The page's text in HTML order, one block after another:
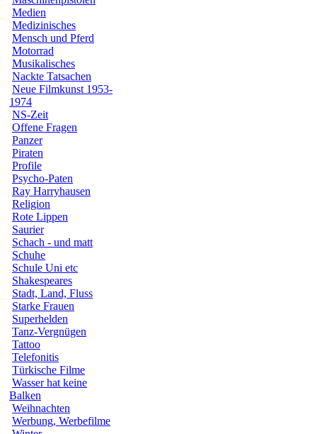
Medien
Medizinisches
Mensch und Pferd
Motorrad
Musikalisches
Nackte Tatsachen
Neue Filmkunst 1953-
1974
NS-Zeit
Offene Fragen
Panzer
Piraten
Profile
Psycho-Paten
Ray Harryhausen
Religion
Rote Lippen
Saurier
Schach - und matt
Schuhe
Schule Uni etc
Shakespeares
Stadt, Land, Fluss
Starke Frauen
Superhelden
Tanz-Vergnügen
Tattoo
Telefonitis
Türkische Filme
Wasser hat keine
Balken
Weihnachten
Werbung, Werbefilme